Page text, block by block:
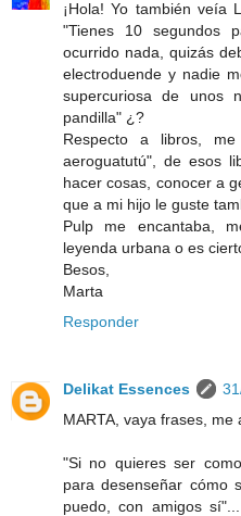
¡Hola! Yo también veía
"Tienes 10 segundos
ocurrido nada, quizás
electroduende y nadie
supercuriosa de unos
pandilla" ¿?
Respecto a libros,
aeroguatutú", de esos
hacer cosas, conocer a
que a mi hijo le guste
Pulp me encantaba,
leyenda urbana o es
Besos,
Marta
Responder
Delikat Essences
MARTA, vaya frases, me
"Si no quieres ser
para desenseñar cómo
puedo, con amigos